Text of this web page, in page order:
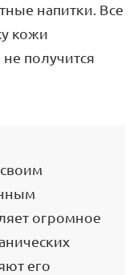
напитки. Все
кожи
получится
огромное
его